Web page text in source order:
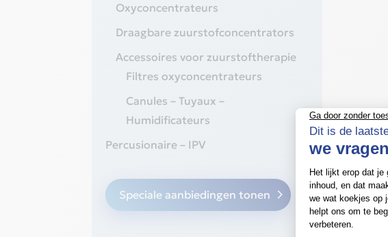
Oxyconcentrateurs
Draagbare zuurstofconcentrators
Accessoires voor zuurstoftherapie
Filtres oxyconcentrateurs
Canules – Tuyaux –
Humidificateurs
Percusionaire – IPV
Speciale aanbiedingen tonen